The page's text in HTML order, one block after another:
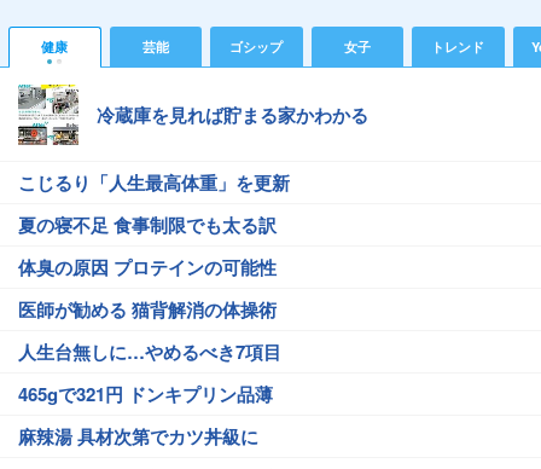
健康 芸能 ゴシップ 女子 トレンド
冷蔵庫を見れば貯まる家かわかる
こじるり「人生最高体重」を更新
夏の寝不足 食事制限でも太る訳
体臭の原因 プロテインの可能性
医師が勧める 猫背解消の体操術
人生台無しに…やめるべき7項目
465gで321円 ドンキプリン品薄
麻辣湯 具材次第でカツ丼級に